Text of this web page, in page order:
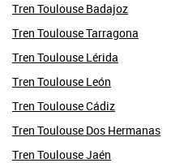
Tren Toulouse Badajoz
Tren Toulouse Tarragona
Tren Toulouse Lérida
Tren Toulouse León
Tren Toulouse Cádiz
Tren Toulouse Dos Hermanas
Tren Toulouse Jaén